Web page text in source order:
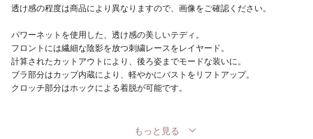
透け感の程度は商品により異なりますので、画像をご確認ください。
パワーネットを使用した、透け感の美しいテディ。
フロントには繊細な陰影を放つ刺繍レースをレイヤード。
計算されたカットアウトにより、後ろ姿までモードな装いに。
ブラ部分はカップ内蔵により、軽やかにバストをリフトアップ。
クロッチ部分はホックによる着脱が可能です。
もっと見る